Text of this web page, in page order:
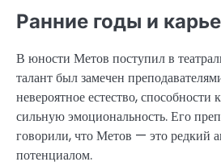
Ранние годы и
В юности Метов поступил в
талант был замечен
невероятное естество,
сильную эмоциональность. Его
говорили, что Метов — это редкий
потенциалом.